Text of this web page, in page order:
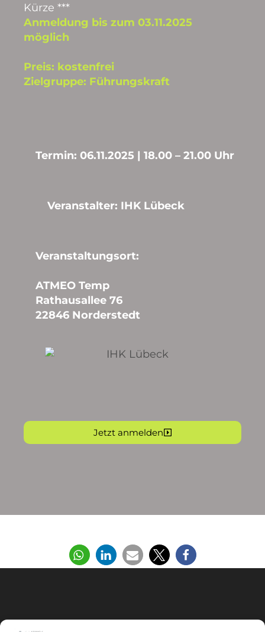
Kürze ***
Anmeldung bis zum 03.11.2025
möglich
Preis: kostenfrei
Zielgruppe: Führungskraft
Termin: 06.11.2025 | 18.00 – 21.00 Uhr
Veranstalter: IHK Lübeck
Veranstaltungsort:
ATMEO Temp
Rathausallee 76
22846 Norderstedt
Jetzt anmelden